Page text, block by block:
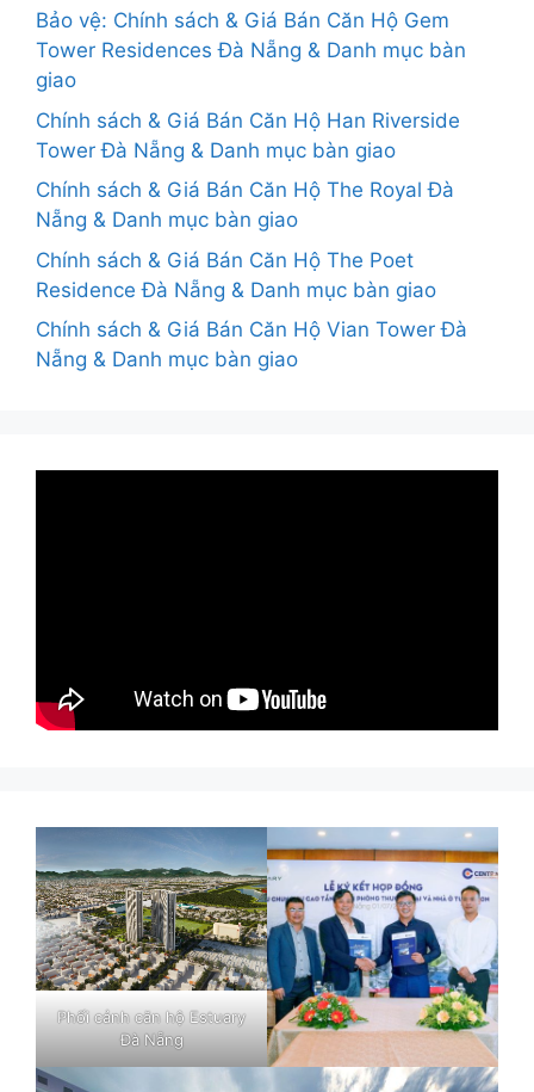
Bảo vệ: Chính sách & Giá Bán Căn Hộ Gem
Tower Residences Đà Nẵng & Danh mục bàn
giao
Chính sách & Giá Bán Căn Hộ Han Riverside
Tower Đà Nẵng & Danh mục bàn giao
Chính sách & Giá Bán Căn Hộ The Royal Đà
Nẵng & Danh mục bàn giao
Chính sách & Giá Bán Căn Hộ The Poet
Residence Đà Nẵng & Danh mục bàn giao
Chính sách & Giá Bán Căn Hộ Vian Tower Đà
Nẵng & Danh mục bàn giao
Phối cảnh căn hộ Estuary
Đà Nẵng